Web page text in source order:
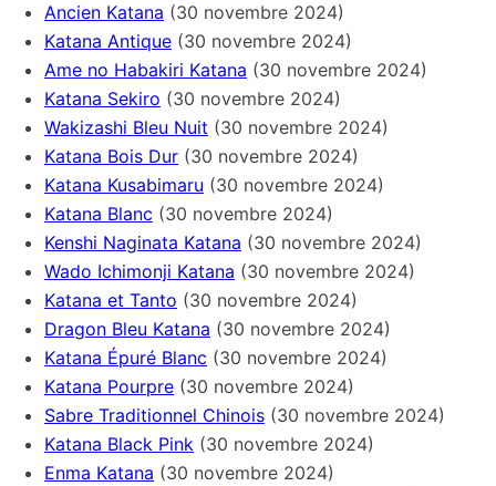
Ancien Katana (30 novembre 2024)
Katana Antique (30 novembre 2024)
Ame no Habakiri Katana (30 novembre 2024)
Katana Sekiro (30 novembre 2024)
Wakizashi Bleu Nuit (30 novembre 2024)
Katana Bois Dur (30 novembre 2024)
Katana Kusabimaru (30 novembre 2024)
Katana Blanc (30 novembre 2024)
Kenshi Naginata Katana (30 novembre 2024)
Wado Ichimonji Katana (30 novembre 2024)
Katana et Tanto (30 novembre 2024)
Dragon Bleu Katana (30 novembre 2024)
Katana Épuré Blanc (30 novembre 2024)
Katana Pourpre (30 novembre 2024)
Sabre Traditionnel Chinois (30 novembre 2024)
Katana Black Pink (30 novembre 2024)
Enma Katana (30 novembre 2024)